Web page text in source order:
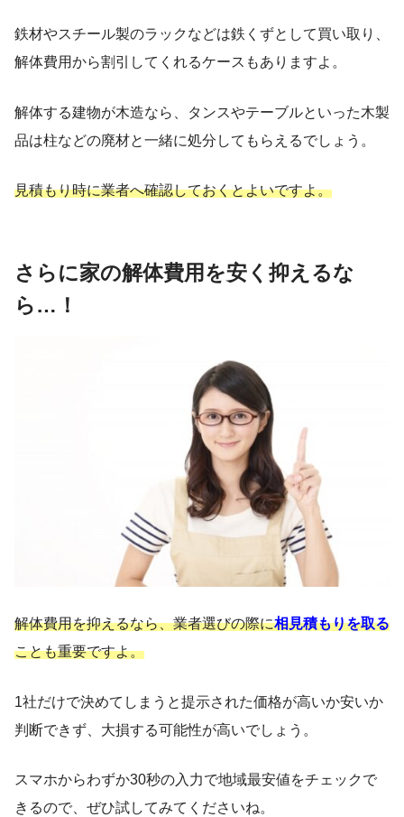
鉄材やスチール製のラックなどは鉄くずとして買い取り、
解体費用から割引してくれるケースもありますよ。
解体する建物が木造なら、タンスやテーブルといった木製
品は柱などの廃材と一緒に処分してもらえるでしょう。
見積もり時に業者へ確認しておくとよいですよ。
さらに家の解体費用を安く抑えるな
ら…！
解体費用を抑えるなら、業者選びの際に相見積もりを取る
ことも重要ですよ。
1社だけで決めてしまうと提示された価格が高いか安いか
判断できず、大損する可能性が高いでしょう。
スマホからわずか30秒の入力で地域最安値をチェックで
きるので、ぜひ試してみてくださいね。